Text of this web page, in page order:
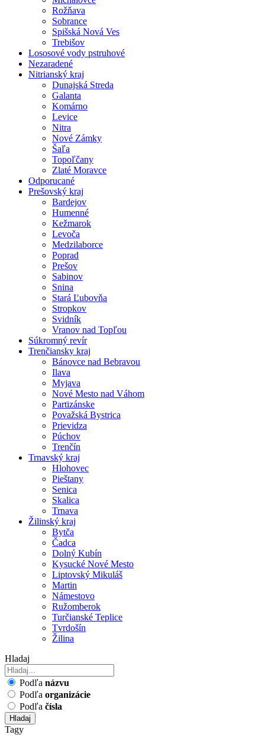
Rožňava
Sobrance
Spišská Nová Ves
Trebišov
Lososové vody pstruhové
Nezaradené
Nitrianský kraj
Dunajská Streda
Galanta
Komárno
Levice
Nitra
Nové Zámky
Šaľa
Topoľčany
Zlaté Moravce
Odporucané
Prešovský kraj
Bardejov
Humenné
Kežmarok
Levoča
Medzilaborce
Poprad
Prešov
Sabinov
Snina
Stará Ľubovňa
Stropkov
Svidník
Vranov nad Topľou
Súkromný revír
Trenčiansky kraj
Bánovce nad Bebravou
Ilava
Myjava
Nové Mesto nad Váhom
Partizánske
Považská Bystrica
Prievidza
Púchov
Trenčín
Trnavský kraj
Hlohovec
Pieštany
Senica
Skalica
Trnava
Žilinský kraj
Bytča
Čadca
Dolný Kubín
Kysucké Nové Mesto
Liptovský Mikuláš
Martin
Námestovo
Ružomberok
Turčianské Teplice
Tvrdošín
Žilina
Hladaj
Podľa názvu
Podľa organizácie
Podľa čísla
Hladaj
Tagy